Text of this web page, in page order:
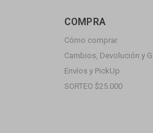
COMPRA
Cómo comprar
Cambios, Devolución y
Envíos y PickUp
SORTEO $25.000